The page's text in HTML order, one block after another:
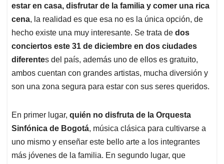
A
p
p
o
o
k
d
I
n
d
s
estar en casa, disfrutar de la familia y comer una rica
cena, la realidad es que esa no es la única opción, de
hecho existe una muy interesante. Se trata de dos
conciertos este 31 de diciembre en dos ciudades
diferentes del país, además uno de ellos es gratuito,
ambos cuentan con grandes artistas, mucha diversión y
son una zona segura para estar con sus seres queridos.
En primer lugar, quién no disfruta de la Orquesta
Sinfónica de Bogotá, música clásica para cultivarse a
uno mismo y enseñar este bello arte a los integrantes
más jóvenes de la familia. En segundo lugar, que